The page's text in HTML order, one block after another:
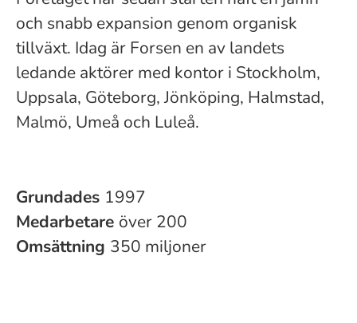
och snabb expansion genom organisk
tillväxt. Idag är Forsen en av landets
ledande aktörer med kontor i Stockholm,
Uppsala, Göteborg, Jönköping, Halmstad,
Malmö, Umeå och Luleå.
Grundades 1997
Medarbetare över 200
Omsättning 350 miljoner